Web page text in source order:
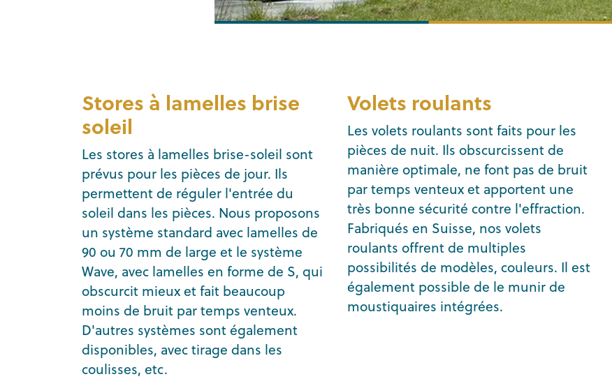
Stores à lamelles brise
soleil
Les stores à lamelles brise-soleil sont
prévus pour les pièces de jour. Ils
permettent de réguler l'entrée du
soleil dans les pièces. Nous proposons
un système standard avec lamelles de
90 ou 70 mm de large et le système
Wave, avec lamelles en forme de S, qui
obscurcit mieux et fait beaucoup
moins de bruit par temps venteux.
D'autres systèmes sont également
disponibles, avec tirage dans les
coulisses, etc.
Volets roulants
Les volets roulants sont faits pour les
pièces de nuit. Ils obscurcissent de
manière optimale, ne font pas de bruit
par temps venteux et apportent une
très bonne sécurité contre l'effraction.
Fabriqués en Suisse, nos volets
roulants offrent de multiples
possibilités de modèles, couleurs. Il est
également possible de le munir de
moustiquaires intégrées.